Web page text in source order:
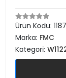
Ürün Kodu:
Marka: FMC
Kategori: